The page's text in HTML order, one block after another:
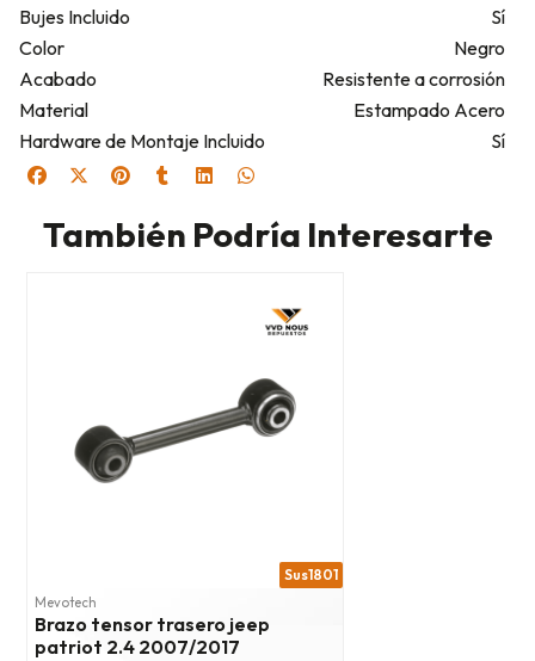
Bujes Incluido
Sí
Color
Negro
Acabado
Resistente a corrosión
Material
Estampado Acero
Hardware de Montaje Incluido
Sí
También Podría Interesarte
Sus1801
Mevotech
Brazo tensor trasero jeep
patriot 2.4 2007/2017